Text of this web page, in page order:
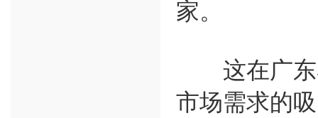
家。
这在广东
市场需求的